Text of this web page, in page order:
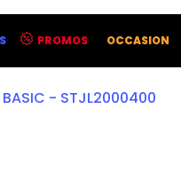
PROMOS OCCASION
BASIC - STJL2000400